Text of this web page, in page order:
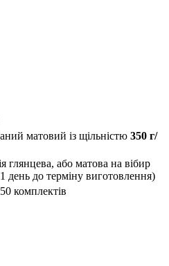
матовий із щільністю 350 г/
глянцева, або матова на вібир
день до терміну виготовлення)
комплектів